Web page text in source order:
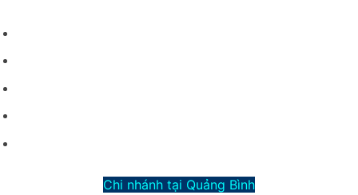
Chi nhánh tại Quảng Bình